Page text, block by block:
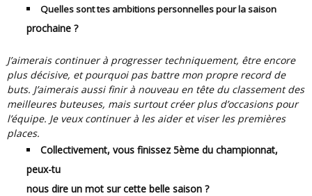
Quelles sont tes ambitions personnelles pour la saison
prochaine ?
J’aimerais continuer à progresser techniquement, être encore
plus décisive, et pourquoi pas battre mon propre record de
buts. J’aimerais aussi finir à nouveau en tête du classement des
meilleures buteuses, mais surtout créer plus d’occasions pour
l’équipe. Je veux continuer à les aider et viser les premières
places.
Collectivement, vous finissez 5ème du championnat,
peux-tu
nous dire un mot sur cette belle saison ?